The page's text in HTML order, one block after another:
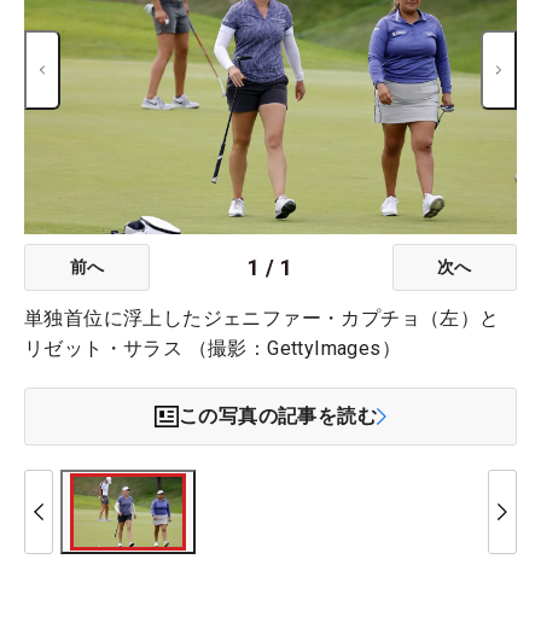
前へ 1 / 1 次へ
単独首位に浮上したジェニファー・カプチョ（左）と
リゼット・サラス （撮影：GettyImages）
この写真の記事を読む